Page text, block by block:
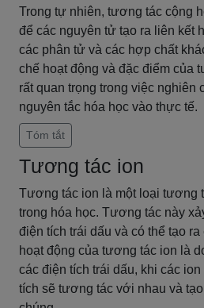
Trong tự nhiên, tương tác cộng
để các nguyên tử tạo ra liên kết
các phân tử và các hợp chất
chế hoạt động và đặc điểm của
rất quan trọng trong việc nghiên
nguyên tắc hóa học vào thực tế.
Tóm tắt
Tương tác ion
Tương tác ion là một loại tương
trong hóa học. Tương tác này
điện tích trái dấu và có thể tạo
hoạt động của tương tác ion là
các điện tích trái dấu, khi các
tích sẽ tương tác với nhau và